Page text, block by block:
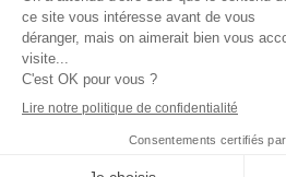
À propos Conditions
Confidentalité des